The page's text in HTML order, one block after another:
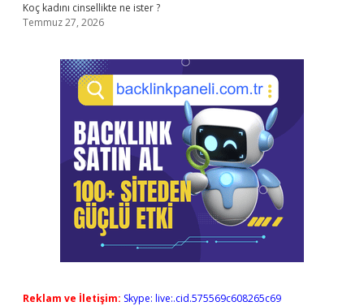
Koç kadını cinsellikte ne ister ?
Temmuz 27, 2026
Reklam ve İletişim: Skype: live:.cid.575569c608265c69